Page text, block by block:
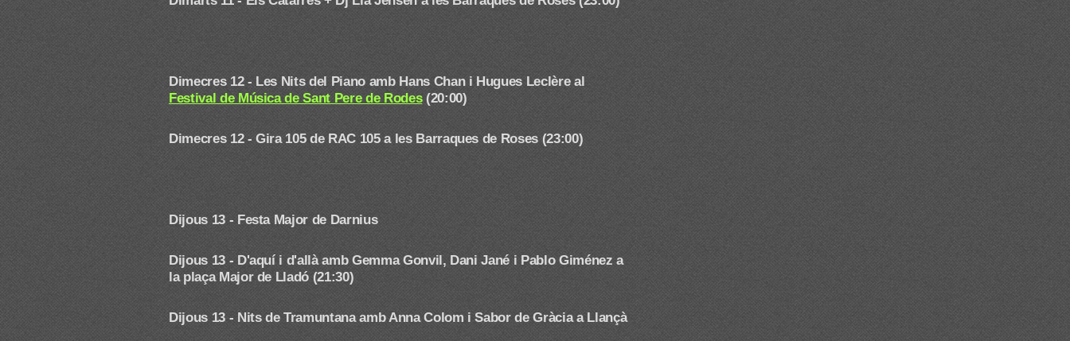
Dimecres 12 - Les Nits del Piano amb Hans Chan i Hugues Leclère al
Festival de Música de Sant Pere de Rodes(20:00)
Dimecres 12 - Gira 105 de RAC 105 a les Barraques de Roses (23:00)
Dijous 13 - Festa Major de Darnius
Dijous 13 - D'aquí i d'allà amb Gemma Gonvil, Dani Jané i Pablo Giméneza
la plaça Major de Lladó (21:30)
Dijous 13 - Nits de Tramuntana amb Anna Colom i Sabor de Gràcia a Llançà